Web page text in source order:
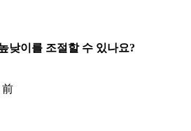
낮이를 조절할 수 있나요?
前